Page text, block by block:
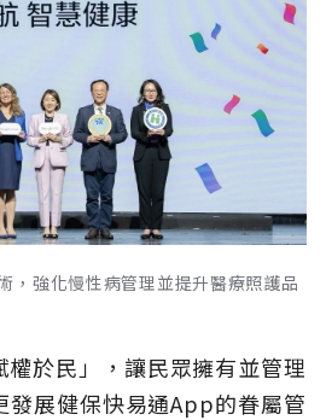
，強化慢性病管理並提升醫療照護品
於民」，讓民眾擁有並管理
發展健保快易通App的眷屬管